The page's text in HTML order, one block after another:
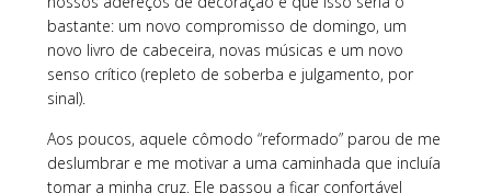
bastante: um novo compromisso de domingo, um
novo livro de cabeceira, novas músicas e um novo
senso crítico (repleto de soberba e julgamento, por
sinal).
Aos poucos, aquele cômodo “reformado” parou de me
deslumbrar e me motivar a uma caminhada que incluía
tomar a minha cruz. Ele passou a ficar confortável